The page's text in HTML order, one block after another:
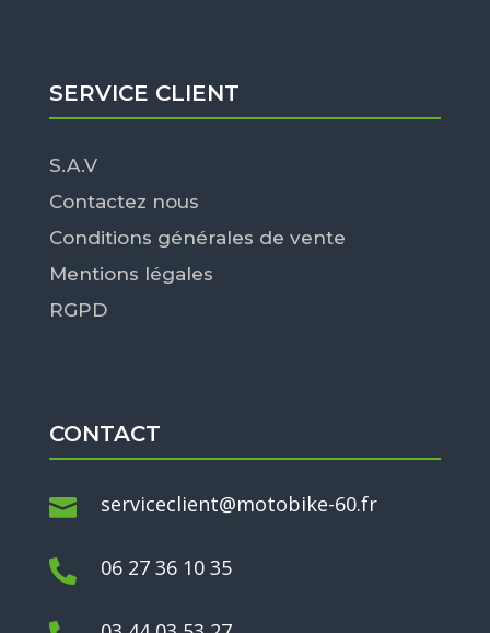
SERVICE CLIENT
S.A.V
Contactez nous
Conditions générales de vente
Mentions légales
RGPD
CONTACT
 serviceclient@motobike-60.fr
 06 27 36 10 35